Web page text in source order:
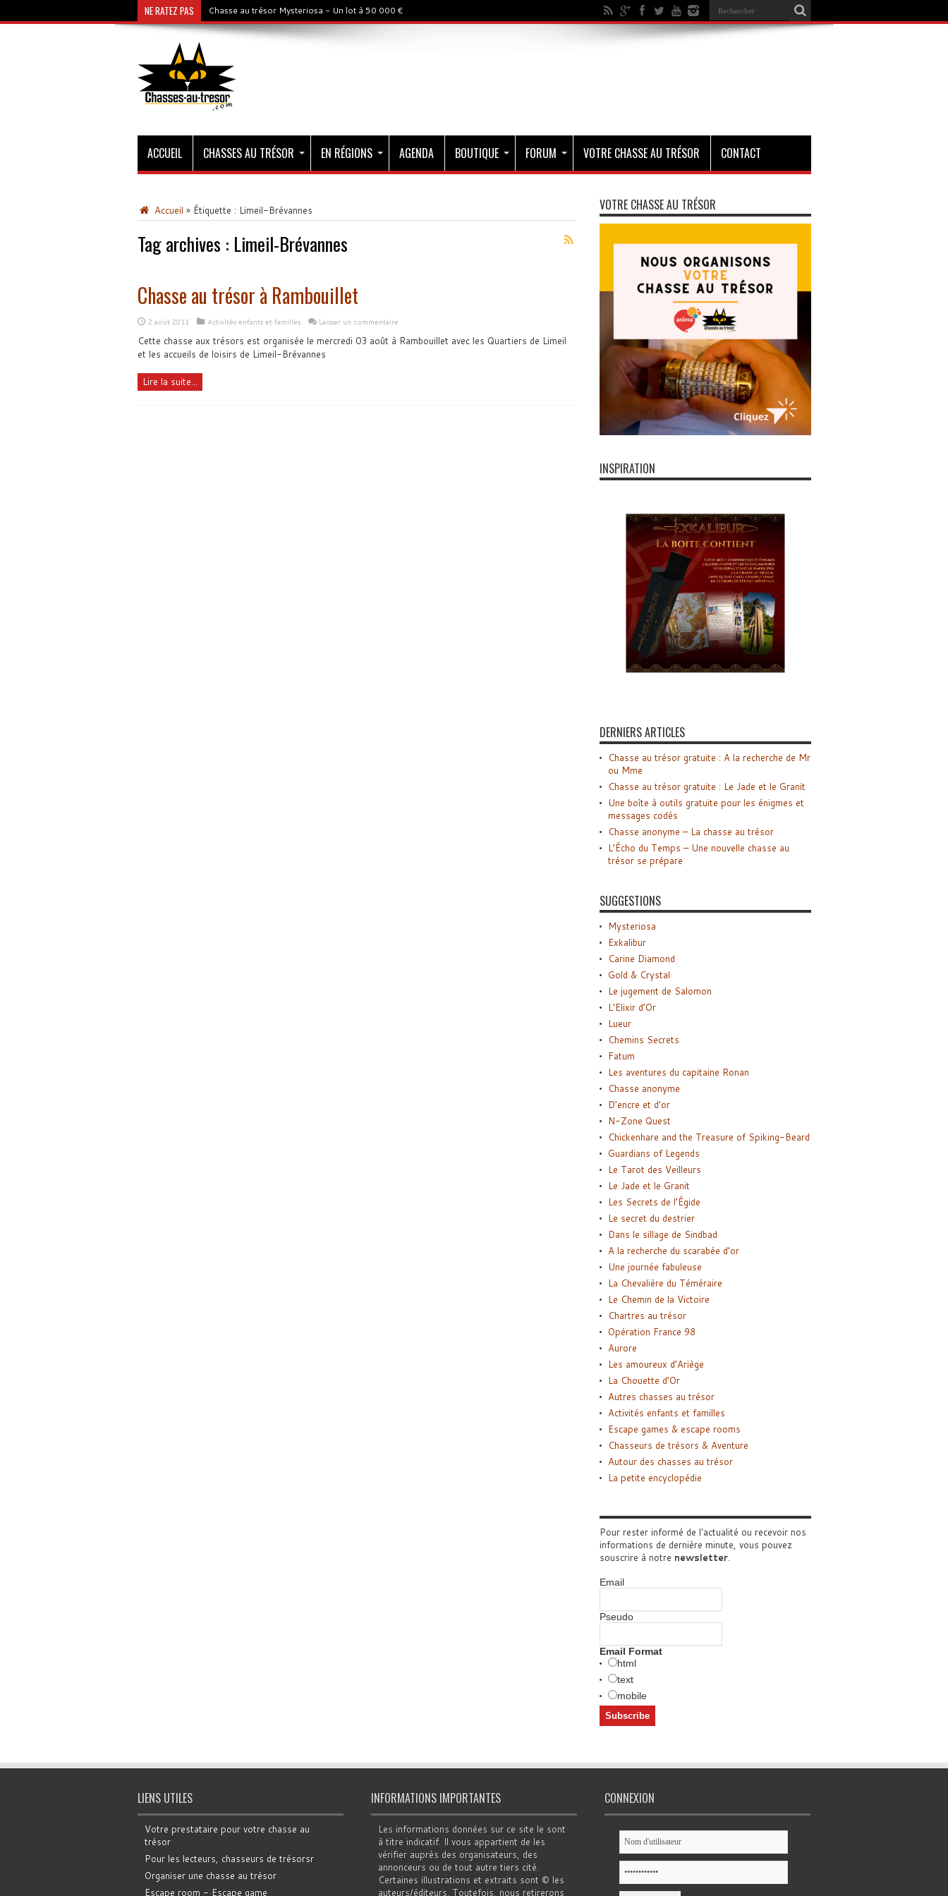
NE RATEZ PAS Chasse au trésor Mysteriosa - Un lot à 50 000 €
ACCUEIL CHASSES AU TRÉSOR EN RÉGIONS AGENDA BOUTIQUE FORUM VOTRE CHASSE AU TRÉSOR CONTACT
Accueil » Étiquette : Limeil-Brévannes
Tag archives : Limeil-Brévannes
Chasse au trésor à Rambouillet
2 août 2011 Activités enfants et familles Laisser un commentaire
Cette chasse aux trésors est organisée le mercredi 03 août à Rambouillet avec les Quartiers de Limeil
et les accueils de loisirs de Limeil-Brévannes
Lire la suite...
VOTRE CHASSE AU TRÉSOR
INSPIRATION
DERNIERS ARTICLES
Chasse au trésor gratuite : A la recherche de Mr
ou Mme
Chasse au trésor gratuite : Le Jade et le Granit
Une boîte à outils gratuite pour les énigmes et
messages codés
Chasse anonyme – La chasse au trésor
L’Écho du Temps – Une nouvelle chasse au
trésor se prépare
SUGGESTIONS
Mysteriosa
Exkalibur
Carine Diamond
Gold & Crystal
Le jugement de Salomon
L’Elixir d’Or
Lueur
Chemins Secrets
Fatum
Les aventures du capitaine Ronan
Chasse anonyme
D’encre et d’or
N-Zone Quest
Chickenhare and the Treasure of Spiking-Beard
Guardians of Legends
Le Tarot des Veilleurs
Le Jade et le Granit
Les Secrets de l’Égide
Le secret du destrier
Dans le sillage de Sindbad
A la recherche du scarabée d’or
Une journée fabuleuse
La Chevalière du Téméraire
Le Chemin de la Victoire
Chartres au trésor
Opération France 98
Aurore
Les amoureux d’Ariège
La Chouette d’Or
Autres chasses au trésor
Activités enfants et familles
Escape games & escape rooms
Chasseurs de trésors & Aventure
Autour des chasses au trésor
La petite encyclopédie
Pour rester informé de l'actualité ou recevoir nos
informations de dernière minute, vous pouvez
souscrire à notre newsletter.
Email
Pseudo
Email Format
html
text
mobile
LIENS UTILES
Votre prestataire pour votre chasse au
trésor
Pour les lecteurs, chasseurs de trésorsr
Organiser une chasse au trésor
Escape room - Escape game
INFORMATIONS IMPORTANTES
Les informations données sur ce site le sont
à titre indicatif. Il vous appartient de les
vérifier auprès des organisateurs, des
annonceurs ou de tout autre tiers cité.
Certaines illustrations et extraits sont © les
auteurs/éditeurs. Toutefois, nous retirerons
CONNEXION